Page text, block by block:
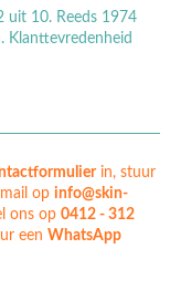
uit 10. Reeds 1974
Klanttevredenheid
in, stuur
op info@skin-
ons op0412 - 312
eenWhatsApp